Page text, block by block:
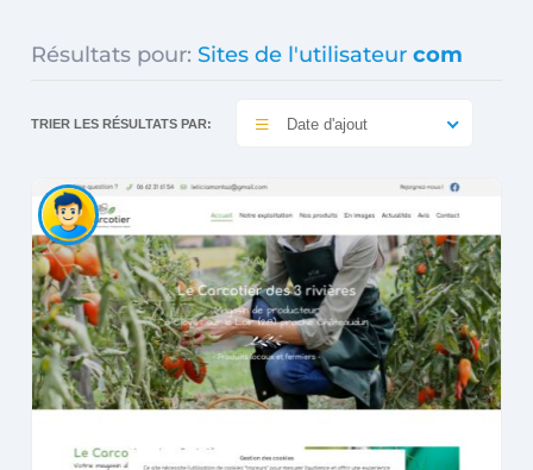
Résultats pour: Sites de l'utilisateur com
TRIER LES RÉSULTATS PAR: Date d'ajout